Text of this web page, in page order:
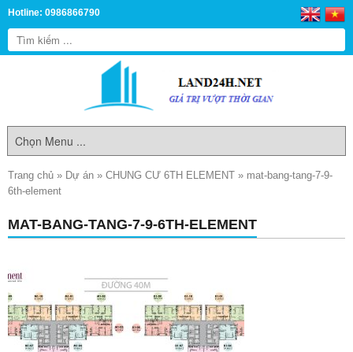
Hotline: 0986866790
Trang chủ » Dự án » CHUNG CƯ 6TH ELEMENT » mat-bang-tang-7-9-
6th-element
MAT-BANG-TANG-7-9-6TH-ELEMENT